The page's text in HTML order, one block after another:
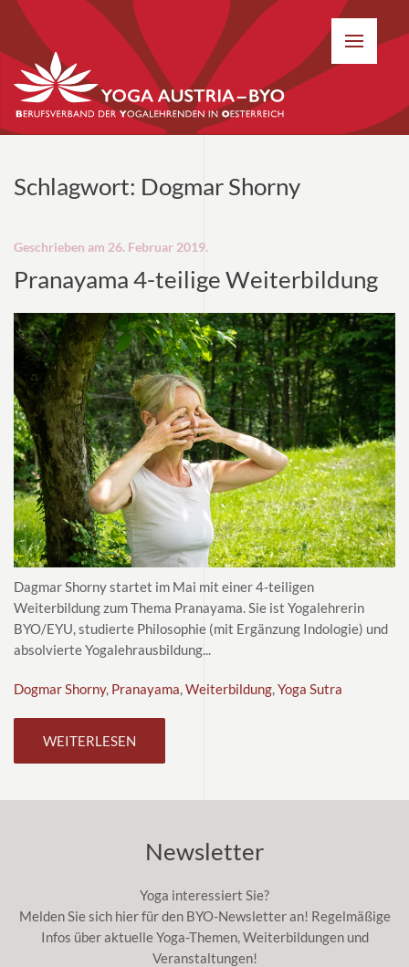
Schlagwort: Dogmar Shorny
Geschrieben am 26. Februar 2019.
Pranayama 4-teilige Weiterbildung
Dagmar Shorny startet im Mai mit einer 4-teiligen
Weiterbildung zum Thema Pranayama. Sie ist Yogalehrerin
BYO/EYU, studierte Philosophie (mit Ergänzung Indologie) und
absolvierte Yogalehrausbildung...
Dogmar Shorny, Pranayama,Weiterbildung,Yoga Sutra
WEITERLESEN
Newsletter
Yoga interessiert Sie?
Melden Sie sich hier für den BYO-Newsletter an! Regelmäßige
Infos über aktuelle Yoga-Themen, Weiterbildungen und
Veranstaltungen!